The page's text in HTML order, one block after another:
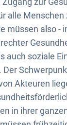
alle Menschen
müssen also -
auch soziale
Der
Akteuren
in ihrer